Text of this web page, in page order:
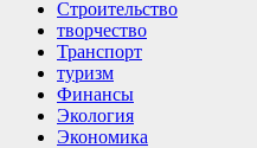
Строительство
творчество
Транспорт
туризм
Финансы
Экология
Экономика